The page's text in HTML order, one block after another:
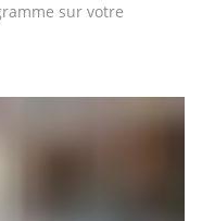
sur votre